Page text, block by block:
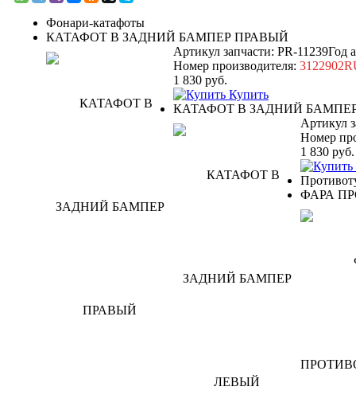
Фонари-катафоты
КАТАФОТ В ЗАДНИЙ БАМПЕР ПРАВЫЙ
Артикул запчасти: PR-11239Год
Номер производителя:
1 830 руб.
Купить
КАТАФОТ В ЗАДНИЙ
Артикул
Номер
1 830 руб.
ФАРА